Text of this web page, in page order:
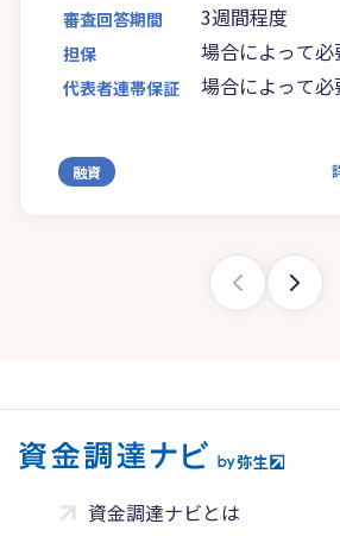
審査回答期間 3週間程度
担保 場合によって必
代表者連帯保証 場合によって必
融資
資金調達ナビとは